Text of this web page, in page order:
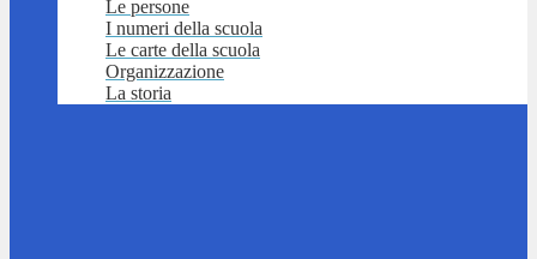
Le persone
I numeri della scuola
Le carte della scuola
Organizzazione
La storia